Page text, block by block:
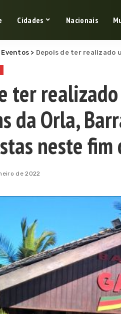
Cidades Nacionais
Eventos > Depois de ter realizado um dos
ter
da Orla,
neste fim
de 2022